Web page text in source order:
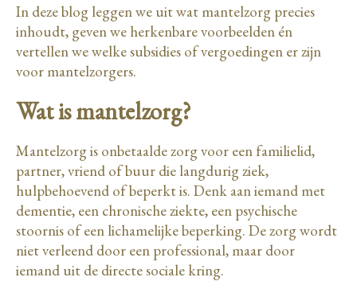
In deze blog leggen we uit wat mantelzorg precies
inhoudt, geven we herkenbare voorbeelden én
vertellen we welke subsidies of vergoedingen er zijn
voor mantelzorgers.
Wat is mantelzorg?
Mantelzorg is onbetaalde zorg voor een familielid,
partner, vriend of buur die langdurig ziek,
hulpbehoevend of beperkt is. Denk aan iemand met
dementie, een chronische ziekte, een psychische
stoornis of een lichamelijke beperking. De zorg wordt
niet verleend door een professional, maar door
iemand uit de directe sociale kring.